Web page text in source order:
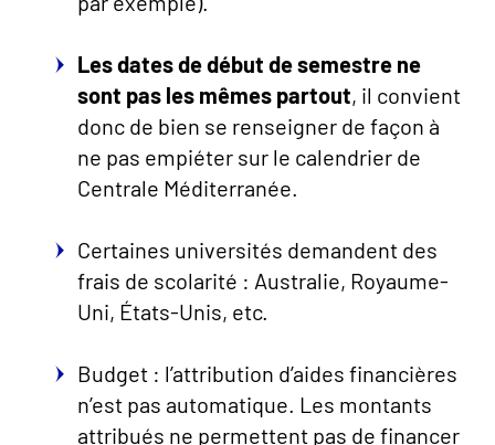
Les dates de début de semestre ne
sont pas les mêmes partout, il convient
donc de bien se renseigner de façon à
ne pas empiéter sur le calendrier de
Centrale Méditerranée.
Certaines universités demandent des
frais de scolarité : Australie, Royaume-
Uni, États-Unis, etc.
Budget : l’attribution d’aides financières
n’est pas automatique. Les montants
attribués ne permettent pas de financer